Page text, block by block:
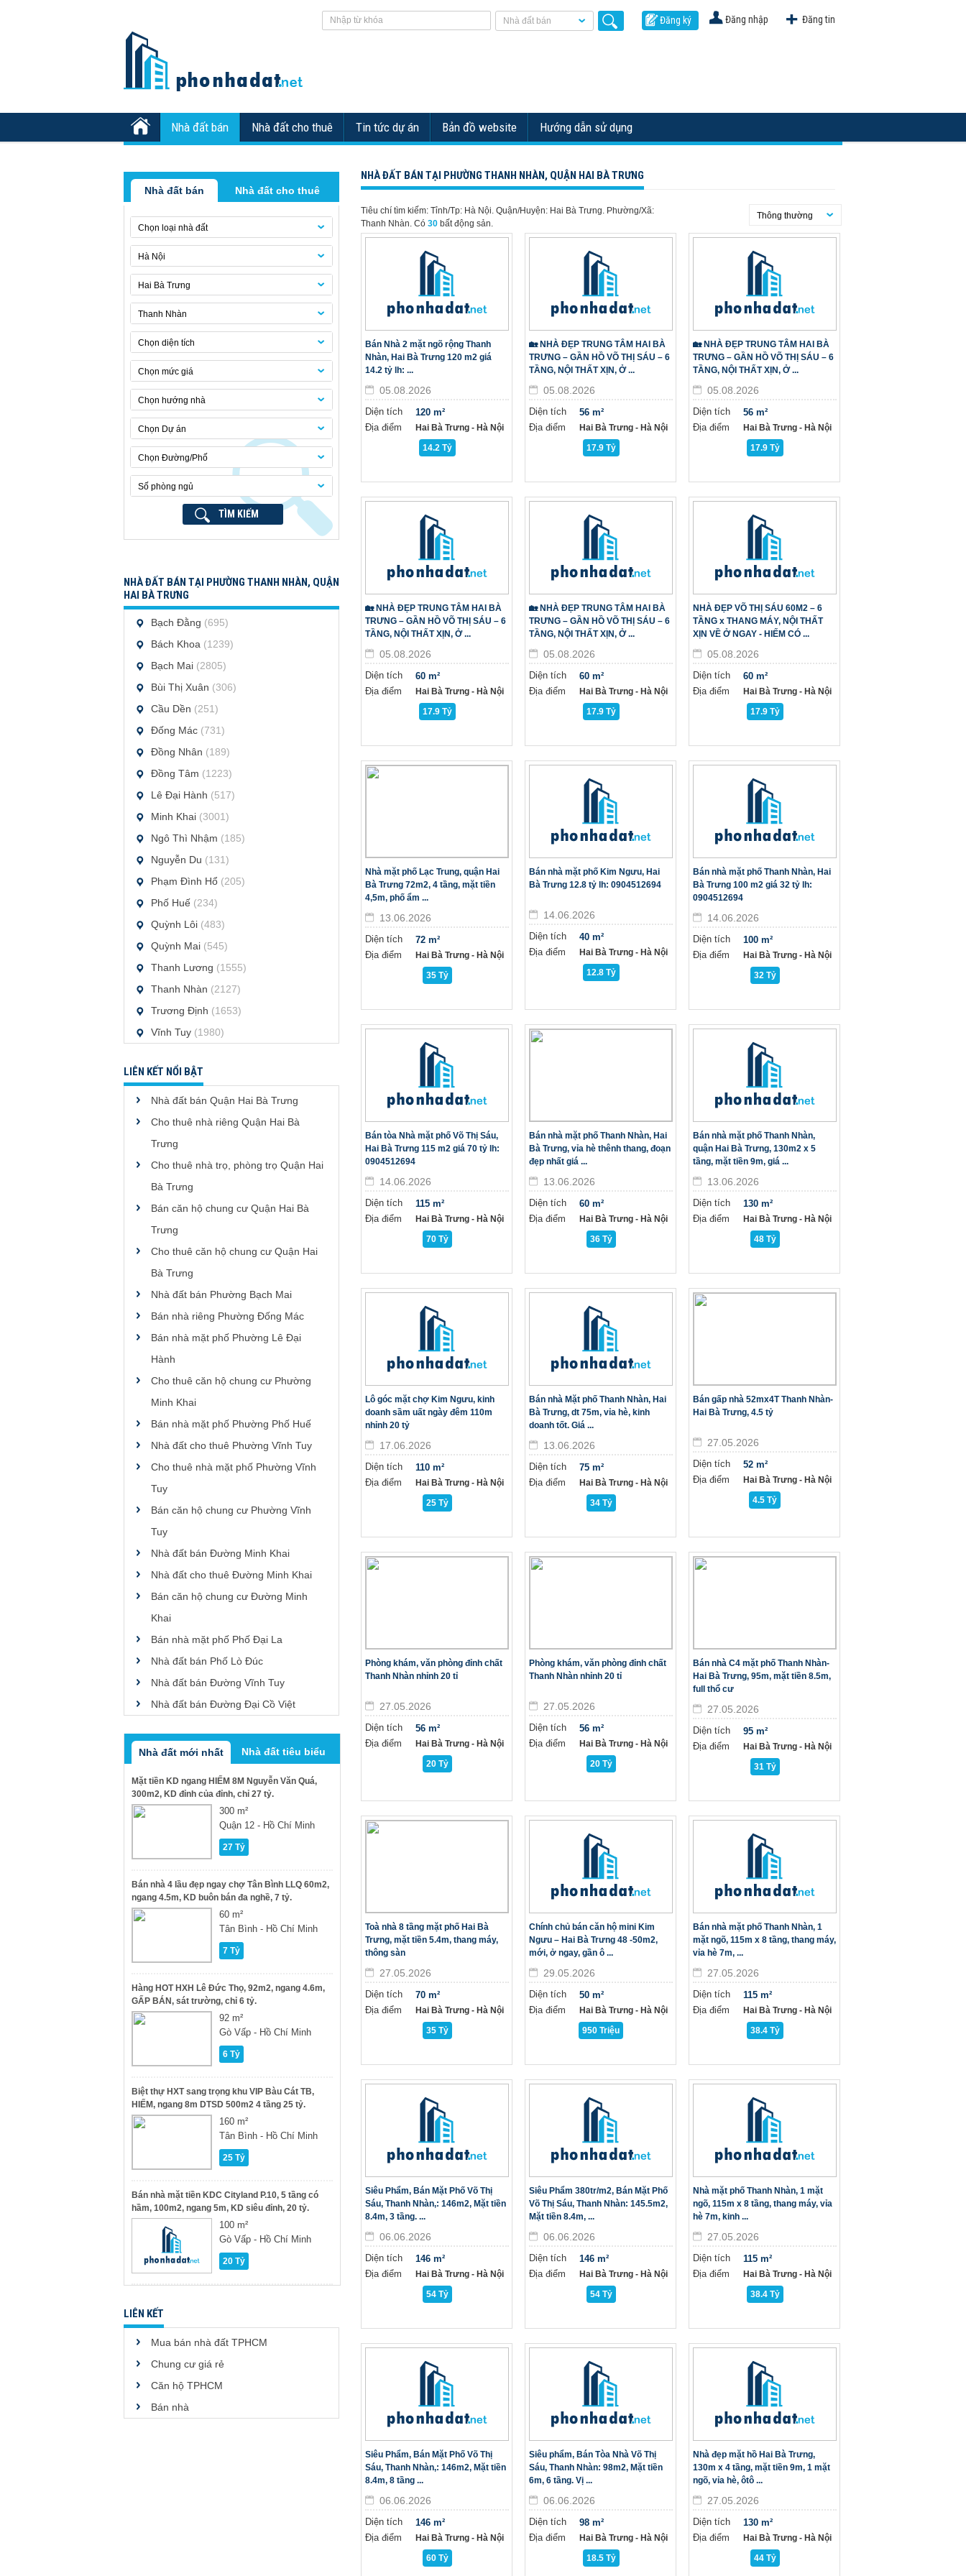
Đăng tin
Đăng nhập
Đăng ký
Nhà đất bán
Nhà đất bán Nhà đất cho thuê Tin tức dự án Bản đồ website Hướng dẫn sử dụng
Nhà đất bán Nhà đất cho thuê
Chọn loại nhà đất
Hà Nội
Hai Bà Trưng
Thanh Nhàn
Chọn diện tích
Chọn mức giá
Chọn hướng nhà
Chọn Dự án
Chọn Đường/Phố
Số phòng ngủ
TÌM KIẾM
NHÀ ĐẤT BÁN TẠI PHƯỜNG THANH NHÀN, QUẬN
HAI BÀ TRƯNG
Bạch Đằng (695)
Bách Khoa (1239)
Bạch Mai (2805)
Bùi Thị Xuân (306)
Cầu Dền (251)
Đống Mác (731)
Đồng Nhân (189)
Đồng Tâm (1223)
Lê Đại Hành (517)
Minh Khai (3001)
Ngô Thì Nhậm (185)
Nguyễn Du (131)
Phạm Đình Hổ (205)
Phố Huế (234)
Quỳnh Lôi (483)
Quỳnh Mai (545)
Thanh Lương (1555)
Thanh Nhàn (2127)
Trương Định (1653)
Vĩnh Tuy (1980)
LIÊN KẾT NỔI BẬT
Nhà đất bán Quận Hai Bà Trưng
Cho thuê nhà riêng Quận Hai Bà
Trưng
Cho thuê nhà trọ, phòng trọ Quận Hai
Bà Trưng
Bán căn hộ chung cư Quận Hai Bà
Trưng
Cho thuê căn hộ chung cư Quận Hai
Bà Trưng
Nhà đất bán Phường Bạch Mai
Bán nhà riêng Phường Đống Mác
Bán nhà mặt phố Phường Lê Đại
Hành
Cho thuê căn hộ chung cư Phường
Minh Khai
Bán nhà mặt phố Phường Phố Huế
Nhà đất cho thuê Phường Vĩnh Tuy
Cho thuê nhà mặt phố Phường Vĩnh
Tuy
Bán căn hộ chung cư Phường Vĩnh
Tuy
Nhà đất bán Đường Minh Khai
Nhà đất cho thuê Đường Minh Khai
Bán căn hộ chung cư Đường Minh
Khai
Bán nhà mặt phố Phố Đại La
Nhà đất bán Phố Lò Đúc
Nhà đất bán Đường Vĩnh Tuy
Nhà đất bán Đường Đại Cồ Việt
Nhà đất mới nhất Nhà đất tiêu biểu
Mặt tiền KD ngang HIẾM 8M Nguyễn Văn Quá,
300m2, KD đỉnh của đỉnh, chỉ 27 tỷ.
300 m²
Quận 12 - Hồ Chí Minh
27 Tỷ
Bán nhà 4 lầu đẹp ngay chợ Tân Bình LLQ 60m2,
ngang 4.5m, KD buôn bán đa nghề, 7 tỷ.
60 m²
Tân Bình - Hồ Chí Minh
7 Tỷ
Hàng HOT HXH Lê Đức Thọ, 92m2, ngang 4.6m,
GẤP BÁN, sát trường, chỉ 6 tỷ.
92 m²
Gò Vấp - Hồ Chí Minh
6 Tỷ
Biệt thự HXT sang trọng khu VIP Bàu Cát TB,
HIẾM, ngang 8m DTSD 500m2 4 tầng 25 tỷ.
160 m²
Tân Bình - Hồ Chí Minh
25 Tỷ
Bán nhà mặt tiền KDC Cityland P.10, 5 tầng có
hầm, 100m2, ngang 5m, KD siêu đỉnh, 20 tỷ.
100 m²
Gò Vấp - Hồ Chí Minh
20 Tỷ
LIÊN KẾT
Mua bán nhà đất TPHCM
Chung cư giá rẻ
Căn hộ TPHCM
Bán nhà
NHÀ ĐẤT BÁN TẠI PHƯỜNG THANH NHÀN, QUẬN HAI BÀ TRƯNG
Tiêu chí tìm kiếm: Tỉnh/Tp: Hà Nội. Quận/Huyện: Hai Bà Trưng. Phường/Xã:
Thanh Nhàn. Có 30 bất động sản.
Thông thường
Bán Nhà 2 mặt ngõ rộng Thanh
Nhàn, Hai Bà Trưng 120 m2 giá
14.2 tỷ lh: ...
05.08.2026
Diện tích
Địa điểm
120 m²
Hai Bà Trưng - Hà Nội
14.2 Tỷ
🏡 NHÀ ĐẸP TRUNG TÂM HAI BÀ
TRƯNG – GẦN HỒ VÕ THỊ SÁU – 6
TẦNG, NỘI THẤT XỊN, Ở ...
05.08.2026
Diện tích
Địa điểm
56 m²
Hai Bà Trưng - Hà Nội
17.9 Tỷ
🏡 NHÀ ĐẸP TRUNG TÂM HAI BÀ
TRƯNG – GẦN HỒ VÕ THỊ SÁU – 6
TẦNG, NỘI THẤT XỊN, Ở ...
05.08.2026
Diện tích
Địa điểm
56 m²
Hai Bà Trưng - Hà Nội
17.9 Tỷ
🏡 NHÀ ĐẸP TRUNG TÂM HAI BÀ
TRƯNG – GẦN HỒ VÕ THỊ SÁU – 6
TẦNG, NỘI THẤT XỊN, Ở ...
05.08.2026
Diện tích
Địa điểm
60 m²
Hai Bà Trưng - Hà Nội
17.9 Tỷ
🏡 NHÀ ĐẸP TRUNG TÂM HAI BÀ
TRƯNG – GẦN HỒ VÕ THỊ SÁU – 6
TẦNG, NỘI THẤT XỊN, Ở ...
05.08.2026
Diện tích
Địa điểm
60 m²
Hai Bà Trưng - Hà Nội
17.9 Tỷ
NHÀ ĐẸP VÕ THỊ SÁU 60M2 – 6
TẦNG x THANG MÁY, NỘI THẤT
XỊN VỀ Ở NGAY - HIẾM CÓ ...
05.08.2026
Diện tích
Địa điểm
60 m²
Hai Bà Trưng - Hà Nội
17.9 Tỷ
Nhà mặt phố Lạc Trung, quận Hai
Bà Trưng 72m2, 4 tầng, mặt tiền
4,5m, phố ẩm ...
13.06.2026
Diện tích
Địa điểm
72 m²
Hai Bà Trưng - Hà Nội
35 Tỷ
Bán nhà mặt phố Kim Ngưu, Hai
Bà Trưng 12.8 tỷ lh: 0904512694
14.06.2026
Diện tích
Địa điểm
40 m²
Hai Bà Trưng - Hà Nội
12.8 Tỷ
Bán nhà mặt phố Thanh Nhàn, Hai
Bà Trưng 100 m2 giá 32 tỷ lh:
0904512694
14.06.2026
Diện tích
Địa điểm
100 m²
Hai Bà Trưng - Hà Nội
32 Tỷ
Bán tòa Nhà mặt phố Võ Thị Sáu,
Hai Bà Trưng 115 m2 giá 70 tỷ lh:
0904512694
14.06.2026
Diện tích
Địa điểm
115 m²
Hai Bà Trưng - Hà Nội
70 Tỷ
Bán nhà mặt phố Thanh Nhàn, Hai
Bà Trưng, vỉa hè thênh thang, đoạn
đẹp nhất giá ...
13.06.2026
Diện tích
Địa điểm
60 m²
Hai Bà Trưng - Hà Nội
36 Tỷ
Bán nhà mặt phố Thanh Nhàn,
quận Hai Bà Trưng, 130m2 x 5
tầng, mặt tiền 9m, giá ...
13.06.2026
Diện tích
Địa điểm
130 m²
Hai Bà Trưng - Hà Nội
48 Tỷ
Lô góc mặt chợ Kim Ngưu, kinh
doanh sầm uất ngày đêm 110m
nhỉnh 20 tỷ
17.06.2026
Diện tích
Địa điểm
110 m²
Hai Bà Trưng - Hà Nội
25 Tỷ
Bán nhà Mặt phố Thanh Nhàn, Hai
Bà Trưng, dt 75m, vỉa hè, kinh
doanh tốt. Giá ...
13.06.2026
Diện tích
Địa điểm
75 m²
Hai Bà Trưng - Hà Nội
34 Tỷ
Bán gấp nhà 52mx4T Thanh Nhàn-
Hai Bà Trưng, 4.5 tỷ
27.05.2026
Diện tích
Địa điểm
52 m²
Hai Bà Trưng - Hà Nội
4.5 Tỷ
Phòng khám, văn phòng đỉnh chất
Thanh Nhàn nhỉnh 20 tỉ
27.05.2026
Diện tích
Địa điểm
56 m²
Hai Bà Trưng - Hà Nội
20 Tỷ
Phòng khám, văn phòng đỉnh chất
Thanh Nhàn nhỉnh 20 tỉ
27.05.2026
Diện tích
Địa điểm
56 m²
Hai Bà Trưng - Hà Nội
20 Tỷ
Bán nhà C4 mặt phố Thanh Nhàn-
Hai Bà Trưng, 95m, mặt tiền 8.5m,
full thổ cư
27.05.2026
Diện tích
Địa điểm
95 m²
Hai Bà Trưng - Hà Nội
31 Tỷ
Toà nhà 8 tầng mặt phố Hai Bà
Trưng, mặt tiền 5.4m, thang máy,
thông sàn
27.05.2026
Diện tích
Địa điểm
70 m²
Hai Bà Trưng - Hà Nội
35 Tỷ
Chính chủ bán căn hộ mini Kim
Ngưu – Hai Bà Trưng 48 -50m2,
mới, ở ngay, gần ô ...
29.05.2026
Diện tích
Địa điểm
50 m²
Hai Bà Trưng - Hà Nội
950 Triệu
Bán nhà mặt phố Thanh Nhàn, 1
mặt ngõ, 115m x 8 tầng, thang máy,
vỉa hè 7m, ...
27.05.2026
Diện tích
Địa điểm
115 m²
Hai Bà Trưng - Hà Nội
38.4 Tỷ
Siêu Phẩm, Bán Mặt Phố Võ Thị
Sáu, Thanh Nhàn,: 146m2, Mặt tiền
8.4m, 3 tầng. ...
06.06.2026
Diện tích
Địa điểm
146 m²
Hai Bà Trưng - Hà Nội
54 Tỷ
Siêu Phẩm 380tr/m2, Bán Mặt Phố
Võ Thị Sáu, Thanh Nhàn: 145.5m2,
Mặt tiền 8.4m, ...
06.06.2026
Diện tích
Địa điểm
146 m²
Hai Bà Trưng - Hà Nội
54 Tỷ
Nhà mặt phố Thanh Nhàn, 1 mặt
ngõ, 115m x 8 tầng, thang máy, vỉa
hè 7m, kinh ...
27.05.2026
Diện tích
Địa điểm
115 m²
Hai Bà Trưng - Hà Nội
38.4 Tỷ
Siêu Phẩm, Bán Mặt Phố Võ Thị
Sáu, Thanh Nhàn,: 146m2, Mặt tiền
8.4m, 8 tầng ...
06.06.2026
Diện tích
Địa điểm
146 m²
Hai Bà Trưng - Hà Nội
60 Tỷ
Siêu phẩm, Bán Tòa Nhà Võ Thị
Sáu, Thanh Nhàn: 98m2, Mặt tiền
6m, 6 tầng. Vị ...
06.06.2026
Diện tích
Địa điểm
98 m²
Hai Bà Trưng - Hà Nội
18.5 Tỷ
Nhà đẹp mặt hồ Hai Bà Trưng,
130m x 4 tầng, mặt tiền 9m, 1 mặt
ngõ, vỉa hè, ôtô ...
27.05.2026
Diện tích
Địa điểm
130 m²
Hai Bà Trưng - Hà Nội
44 Tỷ